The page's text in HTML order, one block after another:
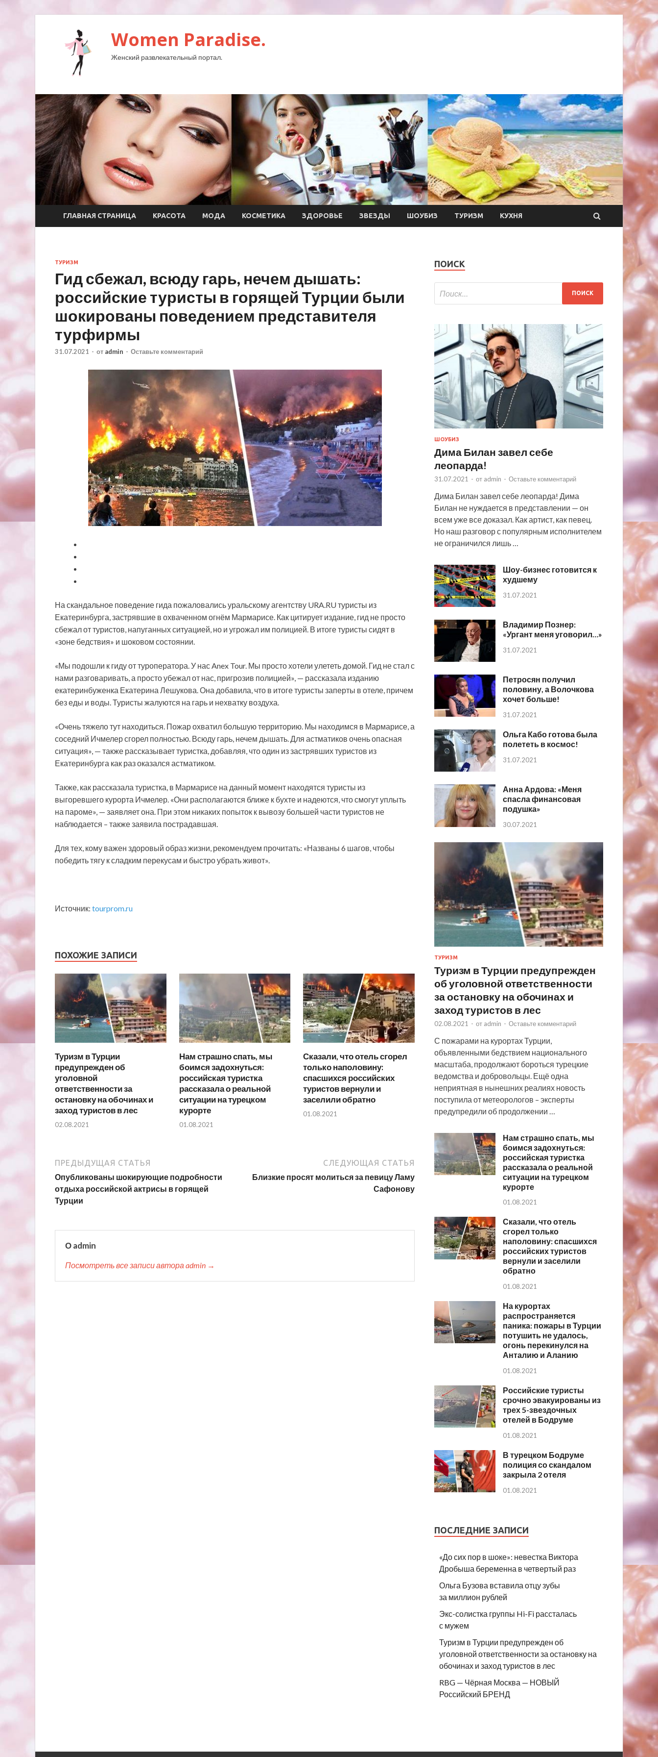
Women Paradise.
Женский развлекательный портал.
ГЛАВНАЯ СТРАНИЦА КРАСОТА МОДА КОСМЕТИКА ЗДОРОВЬЕ ЗВЕЗДЫ ШОУБИЗ ТУРИЗМ КУХНЯ
ТУРИЗМ
Гид сбежал, всюду гарь, нечем дышать:
российские туристы в горящей Турции были
шокированы поведением представителя
турфирмы
31.07.2021 - от admin - Оставьте комментарий
На скандальное поведение гида пожаловались уральскому агентству URA.RU туристы из
Екатеринбурга, застрявшие в охваченном огнём Мармарисе. Как цитирует издание, гид не просто
сбежал от туристов, напуганных ситуацией, но и угрожал им полицией. В итоге туристы сидят в
«зоне бедствия» и шоковом состоянии.
«Мы подошли к гиду от туроператора. У нас Anex Tour. Мы просто хотели улететь домой. Гид не стал с
нами разговаривать, а просто убежал от нас, пригрозив полицией», — рассказала изданию
екатеринбуженка Екатерина Лешукова. Она добавила, что в итоге туристы заперты в отеле, причем
без еды и воды. Туристы жалуются на гарь и нехватку воздуха.
«Очень тяжело тут находиться. Пожар охватил большую территорию. Мы находимся в Мармарисе, а
соседний Ичмелер сгорел полностью. Всюду гарь, нечем дышать. Для астматиков очень опасная
ситуация», — также рассказывает туристка, добавляя, что один из застрявших туристов из
Екатеринбурга как раз оказался астматиком.
Также, как рассказала туристка, в Мармарисе на данный момент находятся туристы из
выгоревшего курорта Ичмелер. «Они располагаются ближе к бухте и надеются, что смогут уплыть
на пароме», — заявляет она. При этом никаких попыток к вывозу большей части туристов не
наблюдается – также заявила пострадавшая.
Для тех, кому важен здоровый образ жизни, рекомендуем прочитать: «Названы 6 шагов, чтобы
победить тягу к сладким перекусам и быстро убрать живот».
Источник: tourprom.ru
ПОХОЖИЕ ЗАПИСИ
Туризм в Турции
предупрежден об
уголовной
ответственности за
остановку на обочинах и
заход туристов в лес
02.08.2021
Нам страшно спать, мы
боимся задохнуться:
российская туристка
рассказала о реальной
ситуации на турецком
курорте
01.08.2021
Сказали, что отель сгорел
только наполовину:
спасшихся российских
туристов вернули и
заселили обратно
01.08.2021
ПРЕДЫДУЩАЯ СТАТЬЯ
Опубликованы шокирующие подробности
отдыха российской актрисы в горящей
Турции
СЛЕДУЮЩАЯ СТАТЬЯ
Близкие просят молиться за певицу Ламу
Сафонову
О admin
Посмотреть все записи автора admin →
ПОИСК
ШОУБИЗ
Дима Билан завел себе
леопарда!
31.07.2021 - от admin - Оставьте комментарий
Дима Билан завел себе леопарда! Дима
Билан не нуждается в представлении — он
всем уже все доказал. Как артист, как певец.
Но наш разговор с популярным исполнителем
не ограничился лишь …
Шоу-бизнес готовится к
худшему
31.07.2021
Владимир Познер:
«Ургант меня уговорил…»
31.07.2021
Петросян получил
половину, а Волочкова
хочет больше!
31.07.2021
Ольга Кабо готова была
полететь в космос!
31.07.2021
Анна Ардова: «Меня
спасла финансовая
подушка»
30.07.2021
ТУРИЗМ
Туризм в Турции предупрежден
об уголовной ответственности
за остановку на обочинах и
заход туристов в лес
02.08.2021 - от admin - Оставьте комментарий
С пожарами на курортах Турции,
объявленными бедствием национального
масштаба, продолжают бороться турецкие
ведомства и добровольцы. Ещё одна
неприятная в нынешних реалиях новость
поступила от метеорологов – эксперты
предупредили об продолжении …
Нам страшно спать, мы
боимся задохнуться:
российская туристка
рассказала о реальной
ситуации на турецком
курорте
01.08.2021
Сказали, что отель
сгорел только
наполовину: спасшихся
российских туристов
вернули и заселили
обратно
01.08.2021
На курортах
распространяется
паника: пожары в Турции
потушить не удалось,
огонь перекинулся на
Анталию и Аланию
01.08.2021
Российские туристы
срочно эвакуированы из
трех 5-звездочных
отелей в Бодруме
01.08.2021
В турецком Бодруме
полиция со скандалом
закрыла 2 отеля
01.08.2021
ПОСЛЕДНИЕ ЗАПИСИ
«До сих пор в шоке»: невестка Виктора
Дробыша беременна в четвертый раз
Ольга Бузова вставила отцу зубы
за миллион рублей
Экс-солистка группы Hi-Fi рассталась
с мужем
Туризм в Турции предупрежден об
уголовной ответственности за остановку на
обочинах и заход туристов в лес
RBG — Чёрная Москва — НОВЫЙ
Российский БРЕНД